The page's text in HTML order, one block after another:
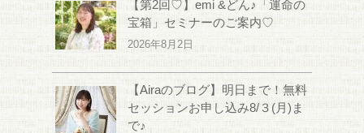
【第2回♡】emi &どん♪「運命の
宝箱」セミナーのご案内♡
2026年8月2日
【Airaのブログ】明日まで！無料
セッションお申し込み8/３(月)ま
で♪